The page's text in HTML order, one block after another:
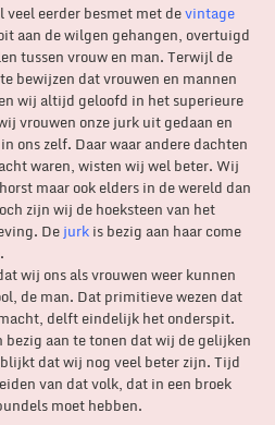
eerder besmet met devintage
aan de wilgen gehangen, overtuigd
tussen vrouw en man. Terwijl de
bewijzen dat vrouwen en mannen
wij altijd geloofd in het superieure
vrouwen onze jurk uit gedaan en
ons zelf. Daar waar andere dachten
waren, wisten wij wel beter. Wij
maar ook elders in de wereld dan
zijn wij de hoeksteen van het
Dejurkis bezig aan haar come
wij ons als vrouwen weer kunnen
de man. Dat primitieve wezen dat
delft eindelijk het onderspit.
aan te tonen dat wij de gelijken
dat wij nog veel beter zijn. Tijd
van dat volk, dat in een broek
moet hebben.